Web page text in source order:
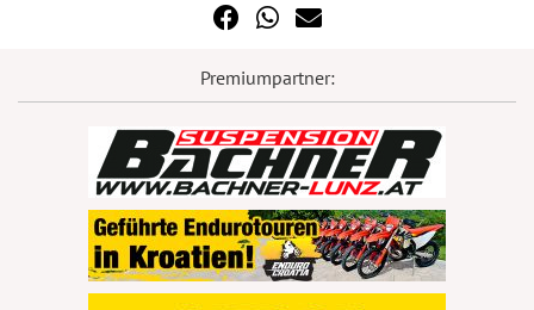
Premiumpartner: